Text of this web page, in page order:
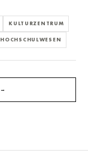
KULTURZENTRUM
HOCHSCHULWESEN